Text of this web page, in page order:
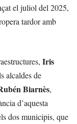
el juliol del 2025,
tardor amb
Iris
alcaldes de
Biarnès,
d’aquesta
dos municipis, que